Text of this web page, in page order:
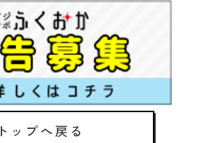
トップへ戻る